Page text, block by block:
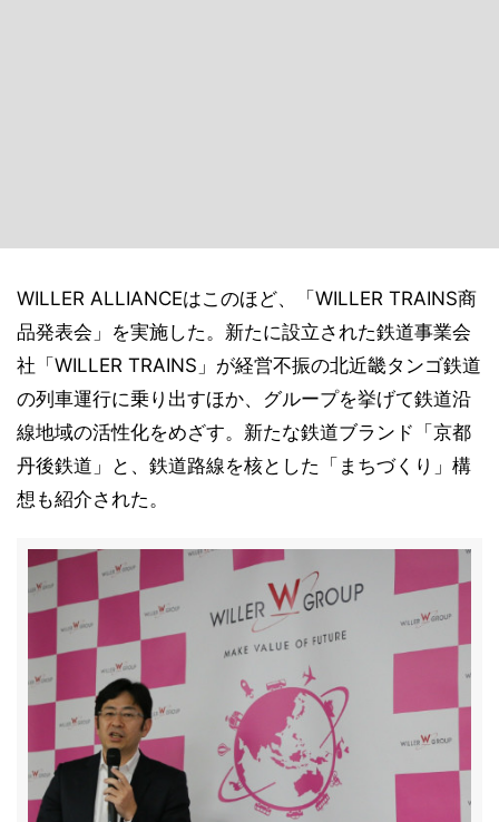
WILLER ALLIANCEはこのほど、「WILLER TRAINS商
品発表会」を実施した。新たに設立された鉄道事業会
社「WILLER TRAINS」が経営不振の北近畿タンゴ鉄道
の列車運行に乗り出すほか、グループを挙げて鉄道沿
線地域の活性化をめざす。新たな鉄道ブランド「京都
丹後鉄道」と、鉄道路線を核とした「まちづくり」構
想も紹介された。